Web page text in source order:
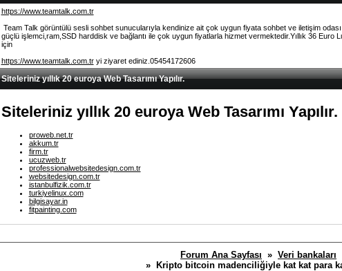
https://www.teamtalk.com.tr
Team Talk görüntülü sesli sohbet sunucularıyla kendinize ait çok uygun fiyata sohbet ve iletişim
güçlü işlemci,ram,SSD harddisk ve bağlantı ile çok uygun fiyatlarla hizmet vermektedir.Yıllık 36 Euro
için
https://www.teamtalk.com.tryi ziyaret ediniz.05454172606
Siteleriniz yıllık 20 euroya Web Tasarımı Yapılır.
Siteleriniz yıllık 20 euroya Web Tasarımı Yapılır.
proweb.net.tr
akkum.tr
firm.tr
ucuzweb.tr
professionalwebsitedesign.com.tr
websitedesign.com.tr
istanbulfizik.com.tr
turkiyelinux.com
bilgisayar.in
fitpainting.com
Forum Ana Sayfası » Veri bankaları
» Kripto bitcoin madenciliğiyle kat kat para